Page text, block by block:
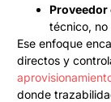
técnico, no
Ese enfoque
directos y
donde